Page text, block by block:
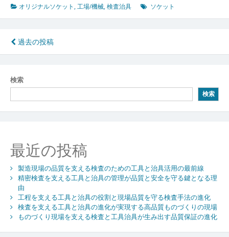
ナ
ル
ケ
ッ
と
未
オリジナルソケット ,工場/機械,検査治具 ソケット
投
稿
ナ
ビ
ゲ
シ
ョ
ン
過去の投稿
検索
検索
最近の投稿
製造現場の品質を支える検査のための工具と治具活用の最前線
精密検査を支える工具と治具の管理が品質と安全を守る鍵となる理
由
工程を支える工具と治具の役割と現場品質を守る検査手法の進化
検査を支える工具と治具の進化が実現する高品質ものづくりの現場
ものづくり現場を支える検査と工具治具が生み出す品質保証の進化